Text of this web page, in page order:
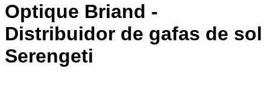
Optique Briand -
Distribuidor de gafas de sol
Serengeti